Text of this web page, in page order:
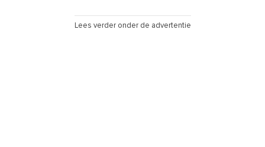
Lees verder onder de advertentie